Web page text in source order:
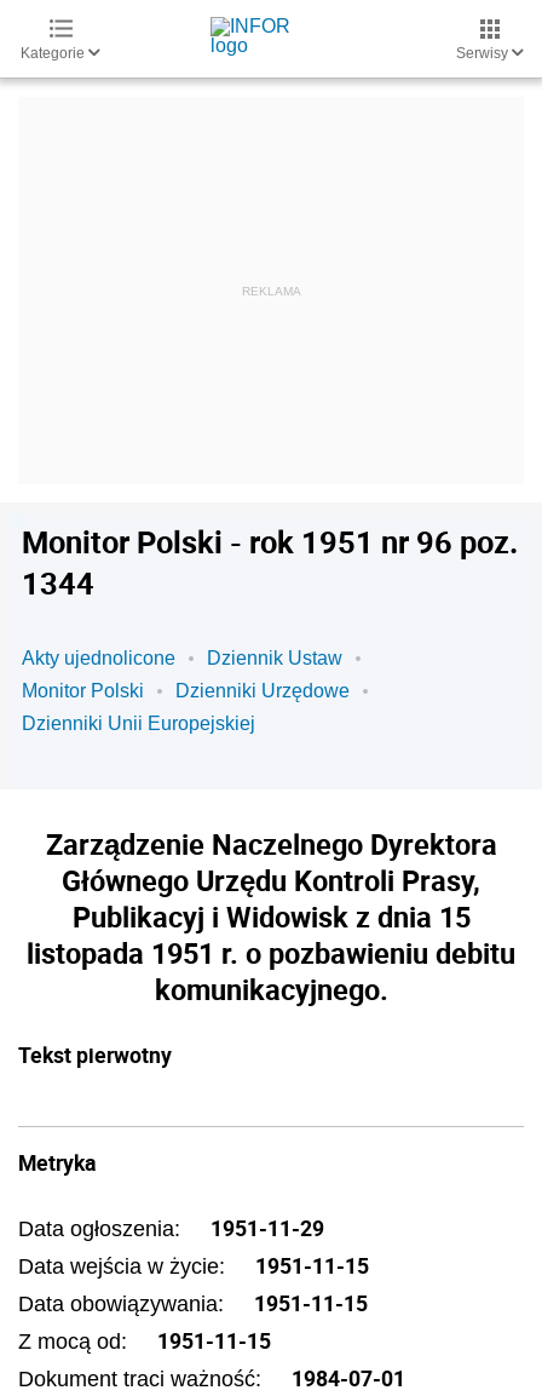
Kategorie Serwisy
Monitor Polski - rok 1951 nr 96 poz.
1344
Akty ujednolicone
Dziennik Ustaw
Monitor Polski
Dzienniki Urzędowe
Dzienniki Unii Europejskiej
Zarządzenie Naczelnego Dyrektora
Głównego Urzędu Kontroli Prasy,
Publikacyj i Widowisk z dnia 15
listopada 1951 r. o pozbawieniu debitu
komunikacyjnego.
Tekst pierwotny
Metryka
Data ogłoszenia: 1951-11-29
Data wejścia w życie: 1951-11-15
Data obowiązywania: 1951-11-15
Z mocą od: 1951-11-15
Dokument traci ważność: 1984-07-01